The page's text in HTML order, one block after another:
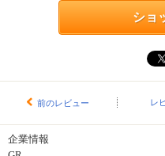
ショ
前のレビュー レ
企業情報